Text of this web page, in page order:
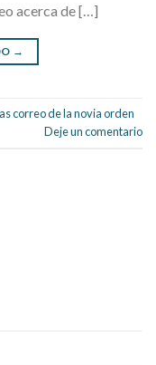
acerca de […]
→
correo de la novia orden
Deje un comentario